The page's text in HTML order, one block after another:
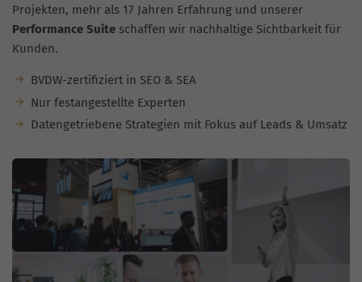
Projekten, mehr als 17 Jahren Erfahrung und unserer
Performance Suite schaffen wir nachhaltige Sichtbarkeit für
Kunden.
BVDW-zertifiziert in SEO & SEA
Nur festangestellte Experten
Datengetriebene Strategien mit Fokus auf Leads & Umsatz